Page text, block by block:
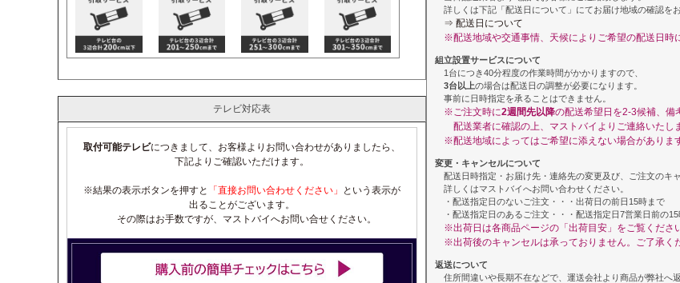
テレビ対応表
取付可能テレビにつきまして、お客様よりお問い合わせがありましたら、
下記よりご確認いただけます。
※結果の表示ボタンを押すと 「直接お問い合わせください」
という表示が
出ることがございます。
その際はお手数ですが、マストバイへお問い合せください。
詳しくは下記「配送日について」にてお届け地域の確認を
⇒ 配送日について
※配送地域や交通事情、天候によりご希望の配送日時
組立設置サービスについて
1台につき40分程度の作業時間がかかりますので、
3台以上の場合は配送日の調整が必要になります。
事前に日時指定を承ることはできません。
※ご注文時に2週間先以降の配送希望日を2-3候補、備
配送業者に確認の上、マストバイよりご連絡いたし
※配送地域によってはご希望に添えない場合がありま
変更・キャンセルについて
配送日時指定・お届け先・連絡先の変更及び、ご注文のキ
詳しくはマストバイへお問い合わせください。
・配送指定日のないご注文・・・出荷日の前日15時まで
・配送指定日のあるご注文・・・配送指定日7営業日前の
※出荷日は各商品ページの「出荷目安」をご覧くださ
※出荷後のキャンセルは承っておりません。ご了承く
返送について
住所間違いや長期不在などで、運送会社より商品が弊社へ